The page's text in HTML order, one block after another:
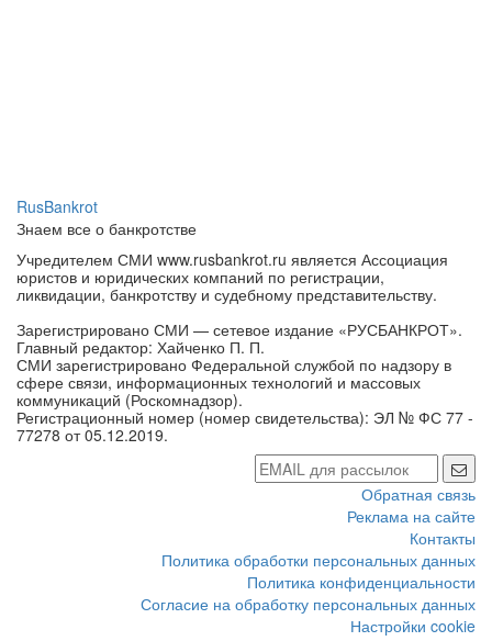
RusBankrot
Знаем все о банкротстве
Учредителем СМИ www.rusbankrot.ru является Ассоциация
юристов и юридических компаний по регистрации,
ликвидации, банкротству и судебному представительству.
Зарегистрировано СМИ — сетевое издание «РУСБАНКРОТ».
Главный редактор: Хайченко П. П.
СМИ зарегистрировано Федеральной службой по надзору в
сфере связи, информационных технологий и массовых
коммуникаций (Роскомнадзор).
Регистрационный номер (номер свидетельства): ЭЛ № ФС 77 -
77278 от 05.12.2019.
Обратная связь
Реклама на сайте
Контакты
Политика обработки персональных данных
Политика конфиденциальности
Согласие на обработку персональных данных
Настройки cookie